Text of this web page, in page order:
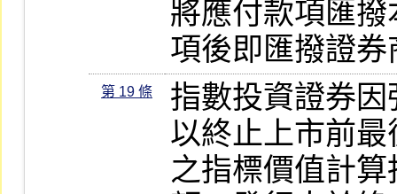
將應付款項匯
項後即匯撥證
第 19 條
指數投資證券
以終止上市前
之指標價值計